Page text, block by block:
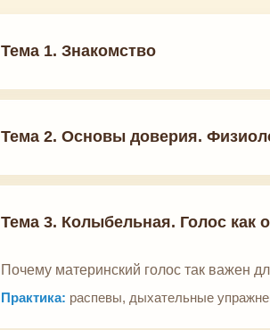
Тема 1. Знакомство
Тема 2. Основы доверия.
Тема 3. Колыбельная. Голос как
Почему материнский голос так важен
Практика: распевы, дыхательные